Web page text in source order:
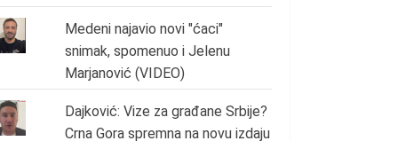
Medeni najavio novi "ćaci"
snimak, spomenuo i Jelenu
Marjanović (VIDEO)
Dajković: Vize za građane Srbije?
Crna Gora spremna na novu izdaju